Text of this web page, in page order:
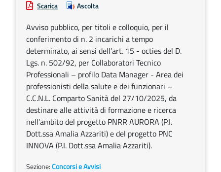
Scarica Ascolta
Avviso pubblico, per titoli e colloquio, per il
conferimento di n. 2 incarichi a tempo
determinato, ai sensi dell’art. 15 - octies del D.
Lgs. n. 502/92, per Collaboratori Tecnico
Professionali – profilo Data Manager - Area dei
professionisti della salute e dei funzionari –
C.C.N.L. Comparto Sanità del 27/10/2025, da
destinare alle attività di formazione e ricerca
nell’ambito del progetto PNRR AURORA (P.I.
Dott.ssa Amalia Azzariti) e del progetto PNC
INNOVA (P.I. Dott.ssa Amalia Azzariti).
Sezione:Concorsi e Avvisi